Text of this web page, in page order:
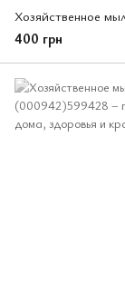
400 грн